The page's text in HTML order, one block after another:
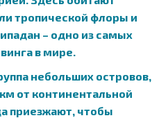
тропической флоры и
– одно из самых
в мире.
небольших островов,
от континентальной
приезжают, чтобы